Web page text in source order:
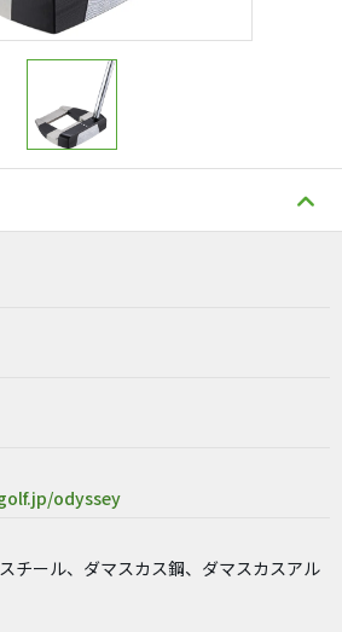
odyssey
チール、ダマスカス鋼、ダマスカスアル